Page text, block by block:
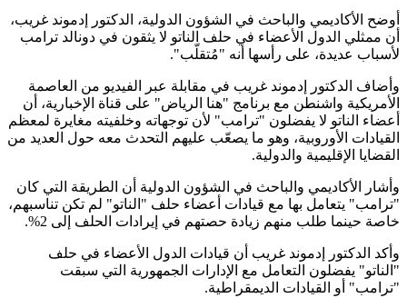
أوضح الأكاديمي والباحث في الشؤون الدولية، الدكتور إدموند غريب،
أن ممثلي الدول الأعضاء في حلف الناتو لا يثقون في دونالد ترامب
لأسباب عديدة، على رأسها أنه "مُتقلّب".
وأضاف الدكتور إدموند غريب في مقابلة عبر الفيديو من العاصمة
الأمريكية واشنطن مع برنامج "هنا الرياض" على قناة الإخبارية، أن
أعضاء الناتو لا يفضلون "ترامب" لأن توجهاته وخلفيته مغايرة لمعظم
القيادات الأوروبية، وهو ما يصعّب عليهم التحدث معه حول العديد من
القضايا الإقليمية والدولية.
وأشار الأكاديمي والباحث في الشؤون الدولية أن الطريقة التي كان
"ترامب" يتعامل بها مع قيادات أعضاء حلف "الناتو" لم تكن تناسبهم،
خاصة حينما طلب منهم زيادة حصتهم في إيرادات الحلف إلى 2%.
وأكد الدكتور إدموند غريب أن قيادات الدول الأعضاء في حلف
"الناتو" يفضلون التعامل مع الإدارات الجمهورية التي سبقت
"ترامب" أو القيادات الديمقراطية.